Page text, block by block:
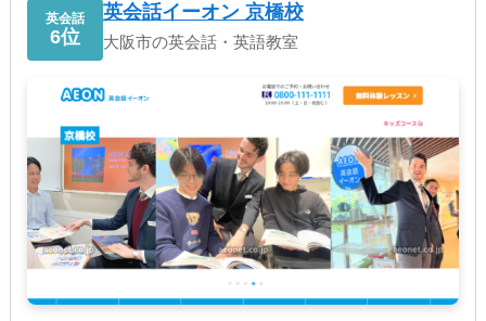
英会話
6位
英会話イーオン 京橋校
大阪市の英会話・英語教室